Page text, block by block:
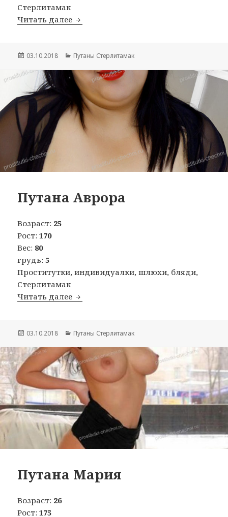
Стерлитамак
Читать далее Путана Соня
Опубликовано
03.10.2018 Рубрики
Путаны Стерлитамак
Путана Аврора
Возраст: 25
Рост:170
Вес: 80
грудь:5
Проститутки, индивидуалки, шлюхи, бляди,
Стерлитамак
Читать далее Путана Аврора
Опубликовано
03.10.2018 Рубрики
Путаны Стерлитамак
Путана Мария
Возраст: 26
Рост:175